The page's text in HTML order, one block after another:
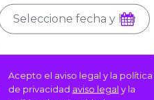
Acepto el aviso legal y la política
de privacidad aviso legal y la